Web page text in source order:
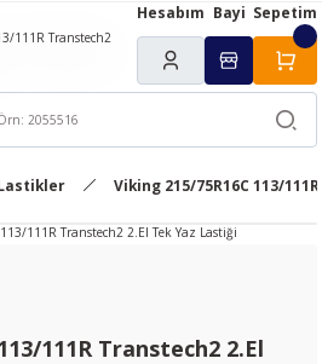
Hesabım Bayi Sepetim
Viking 215/75R16C 113/
111R Transtech2 2.El